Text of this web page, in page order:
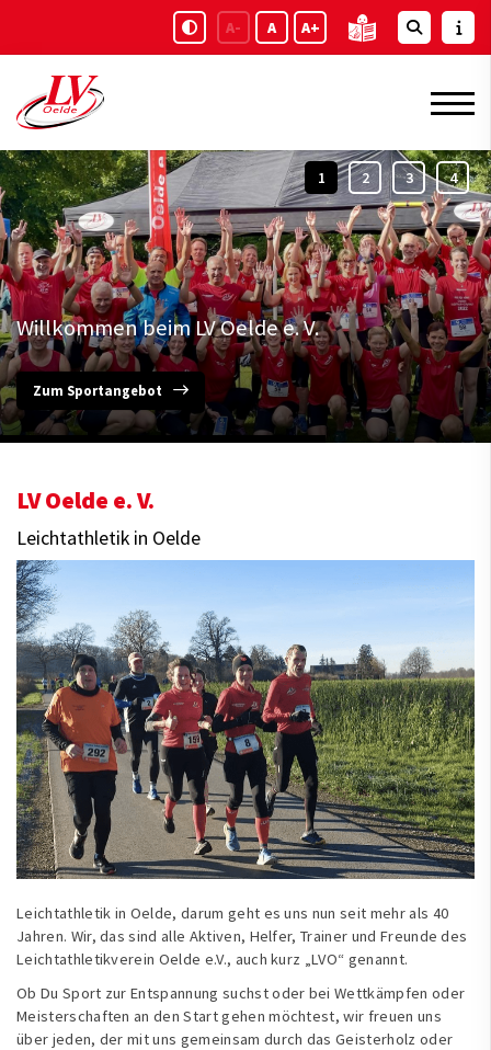
A- A A+
Willkommen beim LV Oelde e. V.
Zum Sportangebot
LV Oelde e. V.
Leichtathletik in Oelde
Leichtathletik in Oelde, darum geht es uns nun seit mehr als 40
Jahren. Wir, das sind alle Aktiven, Helfer, Trainer und Freunde des
Leichtathletikverein Oelde e.V., auch kurz „LVO“ genannt.
Ob Du Sport zur Entspannung suchst oder bei Wettkämpfen oder
Meisterschaften an den Start gehen möchtest, wir freuen uns
über jeden, der mit uns gemeinsam durch das Geisterholz oder